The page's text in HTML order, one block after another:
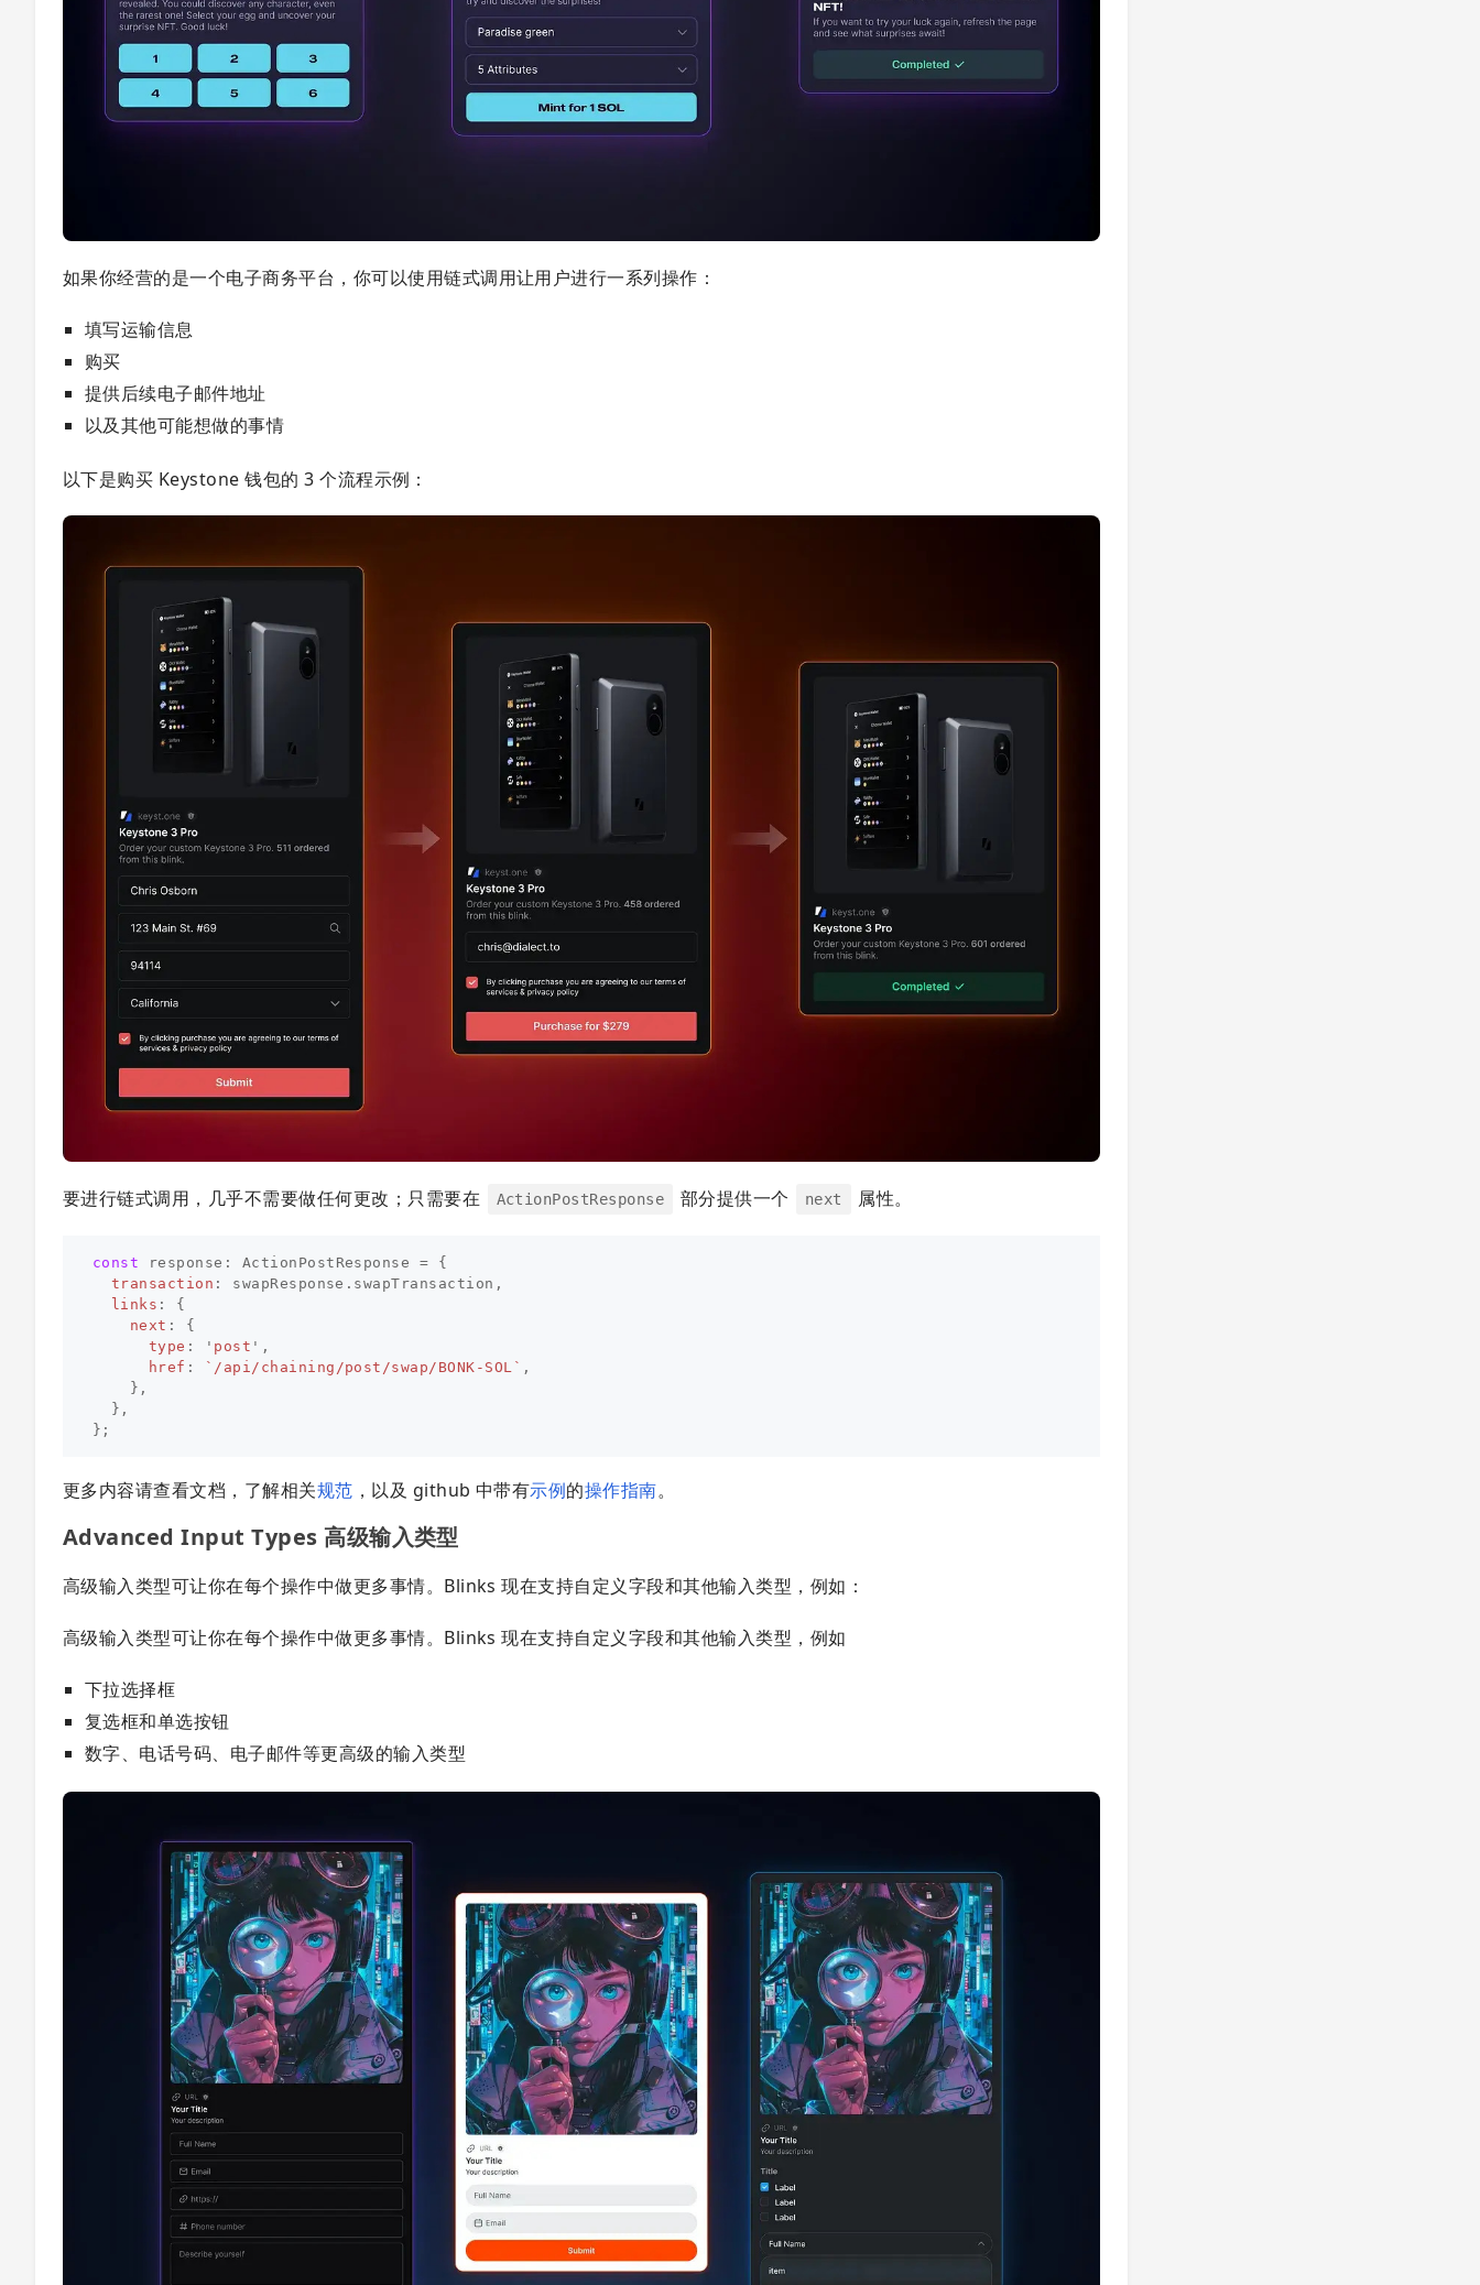
如果你经营的是一个电子商务平台，你可以使用链式调用让用户进行一系列操作：
填写运输信息
购买
提供后续电子邮件地址
以及其他可能想做的事情
以下是购买 Keystone 钱包的 3 个流程示例：
要进行链式调用，几乎不需要做任何更改；只需要在 ActionPostResponse 部分提供一个 next 属性。
const response : ActionPostResponse =
{
transaction : swapResponse . swapTransaction ,
links :
{
next :
{
type : ' post ' ,
href : `/api/chaining/post/swap/BONK-SOL` ,
},
},
};
更多内容请查看文档，了解相关规范 ，以及 github 中带有示例的操作指南。
Advanced Input Types 高级输入类型
高级输入类型可让你在每个操作中做更多事情。Blinks 现在支持自定义字段和其他输入类型，例如：
高级输入类型可让你在每个操作中做更多事情。Blinks 现在支持自定义字段和其他输入类型，例如
下拉选择框
复选框和单选按钮
数字、电话号码、电子邮件等更高级的输入类型